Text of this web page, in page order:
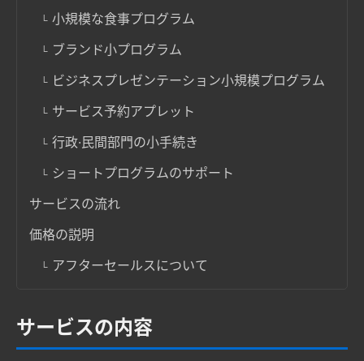
小規模な食事プログラム
ブランド小プログラム
ビジネスプレゼンテーション小規模プログラム
サービス予約アプレット
行政·民間部門の小手続き
ショートプログラムのサポート
サービスの流れ
価格の説明
アフターセールスについて
サービスの内容